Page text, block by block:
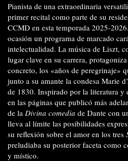
Pianista de una extraordinaria
primer recital como parte de su
CCMD en esta temporada 2025-
ocasión un programa de marcado
intelectualidad. La música de Liszt,
lugar clave en su carrera,
concreto, los «años de peregrinaje»
junto a su amante la condesa Marie
de 1830. Inspirado por la literatura y
en las páginas que publicó más
de la Divina comedia de Dante con
lleva al límite las posibilidades
su reflexión sobre el amor en los tres
preludiaba su posterior faceta como
y místico.